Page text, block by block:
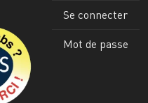
Se connecter
Mot de passe